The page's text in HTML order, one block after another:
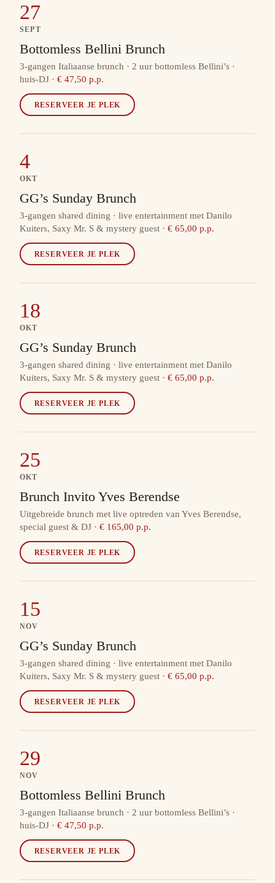
27
SEPT
Bottomless Bellini Brunch
3-gangen Italiaanse brunch · 2 uur bottomless Bellini’s ·
huis-DJ · € 47,50 p.p.
RESERVEER JE PLEK
4
OKT
GG’s Sunday Brunch
3-gangen shared dining · live entertainment met Danilo
Kuiters, Saxy Mr. S & mystery guest · € 65,00 p.p.
RESERVEER JE PLEK
18
OKT
GG’s Sunday Brunch
3-gangen shared dining · live entertainment met Danilo
Kuiters, Saxy Mr. S & mystery guest · € 65,00 p.p.
RESERVEER JE PLEK
25
OKT
Brunch Invito Yves Berendse
Uitgebreide brunch met live optreden van Yves Berendse,
special guest & DJ · € 165,00 p.p.
RESERVEER JE PLEK
15
NOV
GG’s Sunday Brunch
3-gangen shared dining · live entertainment met Danilo
Kuiters, Saxy Mr. S & mystery guest · € 65,00 p.p.
RESERVEER JE PLEK
29
NOV
Bottomless Bellini Brunch
3-gangen Italiaanse brunch · 2 uur bottomless Bellini’s ·
huis-DJ · € 47,50 p.p.
RESERVEER JE PLEK